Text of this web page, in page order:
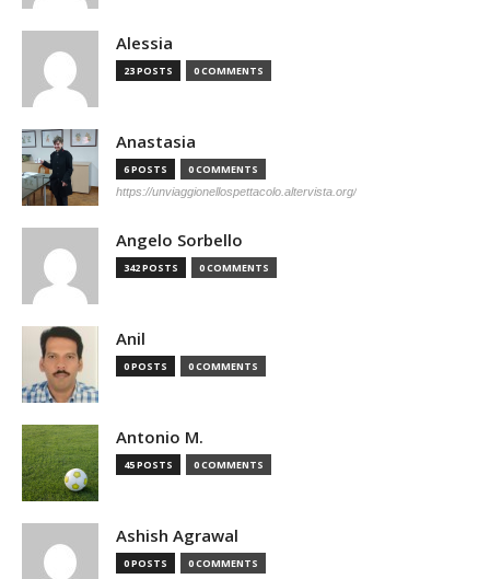
Alessia
23 POSTS 0 COMMENTS
Anastasia
6 POSTS 0 COMMENTS
https://unviaggionellospettacolo.altervista.org/
Angelo Sorbello
342 POSTS 0 COMMENTS
Anil
0 POSTS 0 COMMENTS
Antonio M.
45 POSTS 0 COMMENTS
Ashish Agrawal
0 POSTS 0 COMMENTS